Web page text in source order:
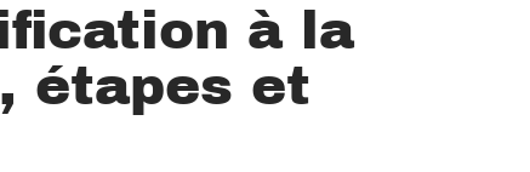
à la
étapes et